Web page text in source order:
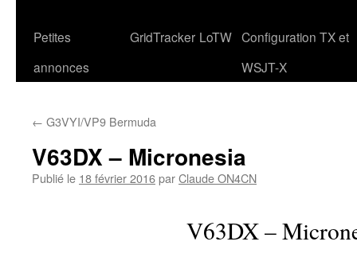
Petites
annonces
GridTracker LoTW Configuration TX et
WSJT-X
← G3VYI/VP9 Bermuda
V63DX – Micronesia
Publié le 18 février 2016parClaude ON4CN
V63DX –